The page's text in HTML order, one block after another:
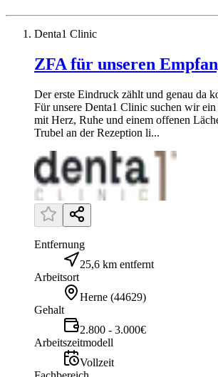
Denta1 Clinic
ZFA für unseren
Der erste Eindruck zählt und genau da
Für unsere Denta1 Clinic suchen wir
mit Herz, Ruhe und einem offenen
Trubel an der Rezeption li...
Entfernung
25,6 km entfernt
Arbeitsort
Herne (44629)
Gehalt
2.800 - 3.000€
Arbeitszeitmodell
Vollzeit